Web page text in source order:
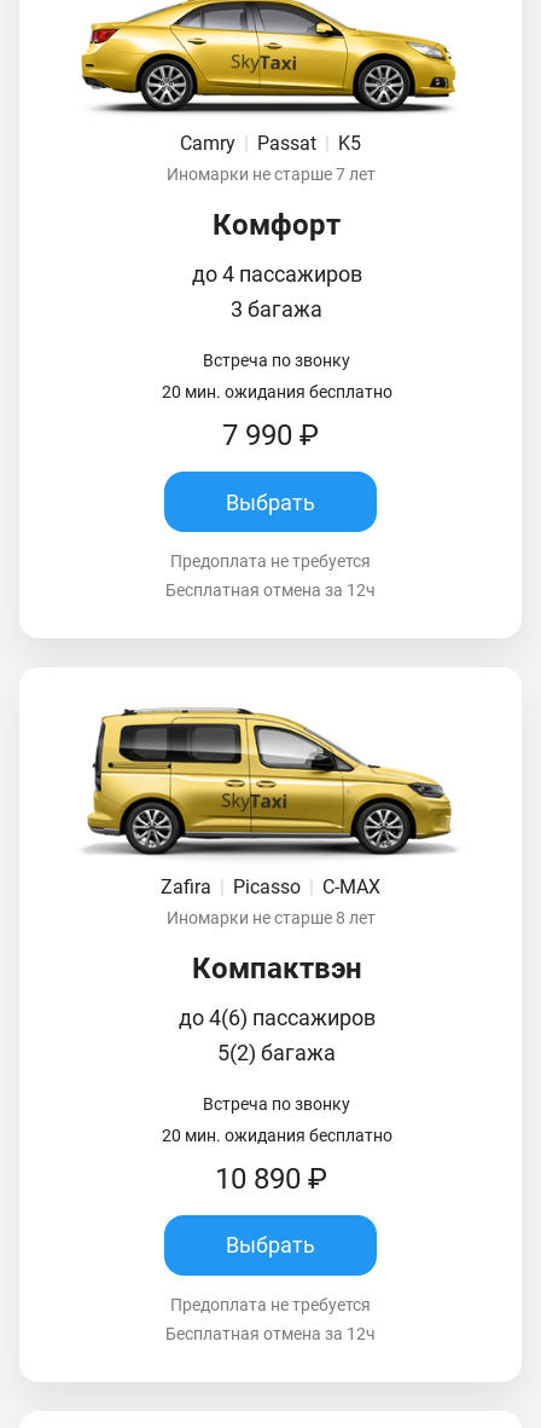
Camry Passat K5
Иномарки не старше 7 лет
Комфорт
до 4 пассажиров
3 багажа
Встреча по звонку
20 мин. ожидания бесплатно
7 990 ₽
Выбрать
Предоплата не требуется
Бесплатная отмена за 12ч
Zafira | Picasso | C-MAX
Иномарки не старше 8 лет
Компактвэн
до 4(6) пассажиров
5(2) багажа
Встреча по звонку
20 мин. ожидания бесплатно
10 890 ₽
Выбрать
Предоплата не требуется
Бесплатная отмена за 12ч